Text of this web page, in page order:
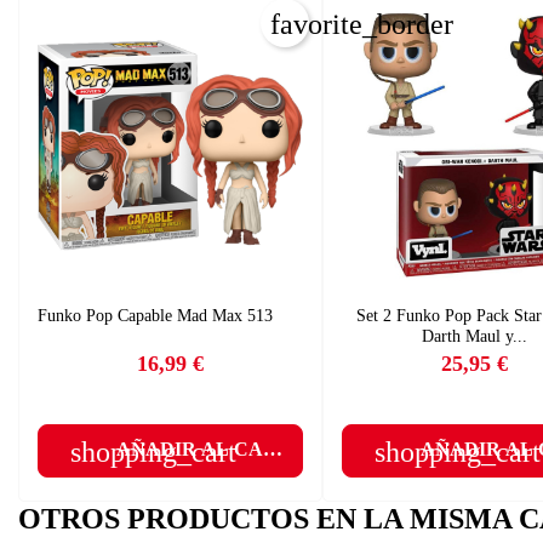
Funko Pop Capable Mad Max 513
Precio
16,99 €
shopping_cart
AÑADIR AL CARRITO
favorite_border
Set 2 Funko Pop Pack
Darth Maul y...
Precio
25,95 €
shopping_cart
AÑADIR AL
OTROS PRODUCTOS EN LA MISMA